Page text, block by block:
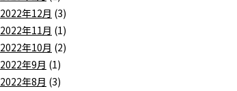
2022年12月 (3)
2022年11月 (1)
2022年10月 (2)
2022年9月 (1)
2022年8月 (3)